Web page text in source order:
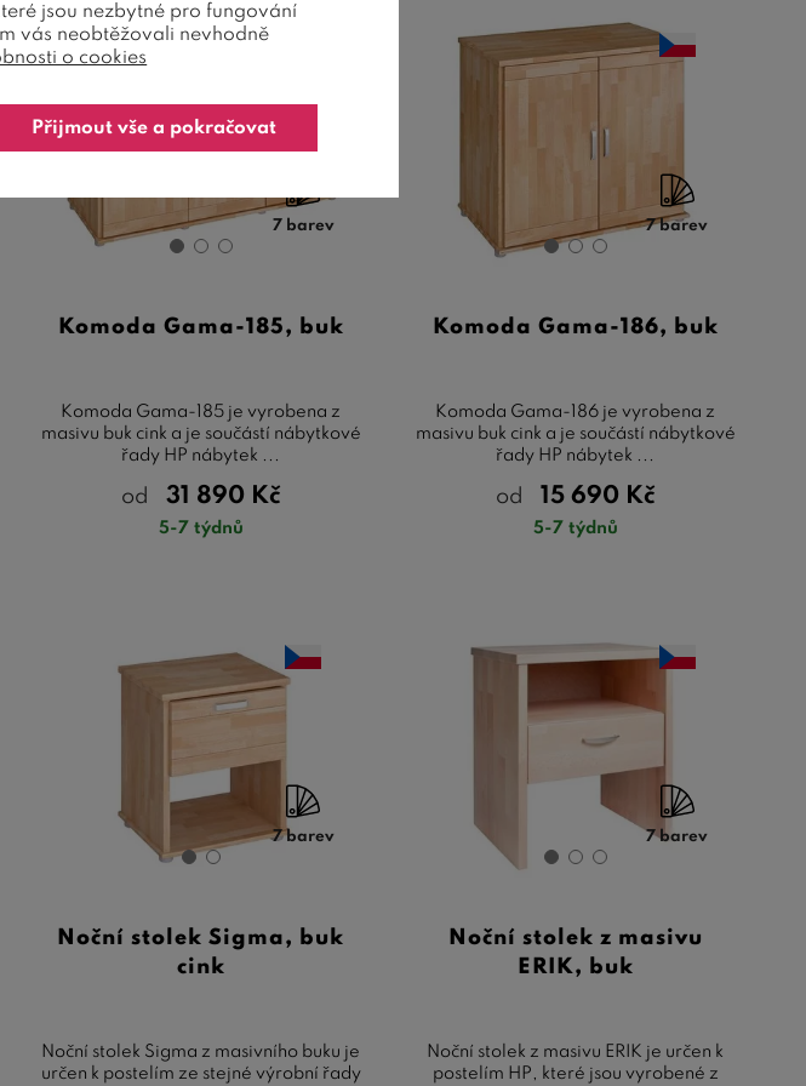
7 barev
Komoda Gama-185, buk
Komoda Gama-185 je vyrobena z
masivu buk cink a je součástí nábytkové
řady HP nábytek ...
od 31 890 Kč
5-7 týdnů
7 barev
Komoda Gama-186, buk
Komoda Gama-186 je vyrobena z
masivu buk cink a je součástí nábytkové
řady HP nábytek ...
od 15 690 Kč
5-7 týdnů
7 barev
Noční stolek Sigma, buk
cink
Noční stolek Sigma z masivního buku je
určen k postelím ze stejné výrobní řady
7 barev
Noční stolek z masivu
ERIK, buk
Noční stolek z masivu ERIK je určen k
postelím HP, které jsou vyrobené z
jsou nezbytné pro fungování
vás neobtěžovali nevhodně
o cookies
Přijmout vše a pokračovat